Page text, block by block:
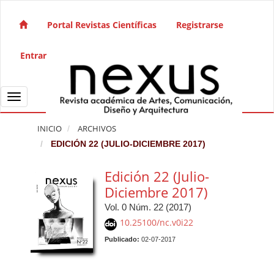
Navegación principal
Barra lateral
Portal Revistas Científicas Registrarse
Entrar
Toggle navigation
INICIO ARCHIVOS
EDICIÓN 22 (JULIO-DICIEMBRE 2017)
Edición 22 (Julio-
Diciembre 2017)
Vol. 0 Núm. 22 (2017)
10.25100/nc.v0i22
Publicado:02-07-2017